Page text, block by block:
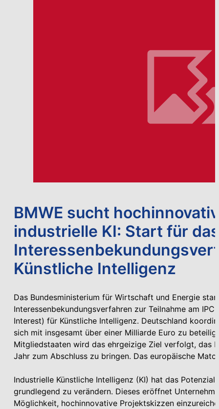
BMWE sucht
industrielle KI: Start für das
Künstliche Intelligenz
Das Bundesministerium für Wirtschaft und Energie
Interessenbekundungsverfahren zur Teilnahme am
Interest) für Künstliche Intelligenz. Deutschland
sich mit insgesamt über einer Milliarde Euro zu
Mitgliedstaaten wird das ehrgeizige Ziel verfolgt, das
Jahr zum Abschluss zu bringen. Das europäische
Industrielle Künstliche Intelligenz (KI) hat das
grundlegend zu verändern. Dieses eröffnet
Möglichkeit, hochinnovative Projektskizzen